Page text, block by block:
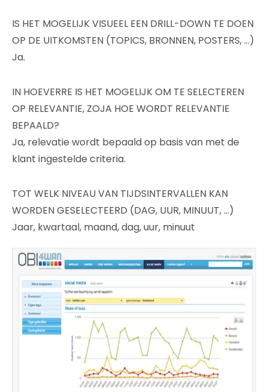
IS HET MOGELIJK VISUEEL EEN DRILL-DOWN TE DOEN
OP DE UITKOMSTEN (TOPICS, BRONNEN, POSTERS, …)
Ja.
IN HOEVERRE IS HET MOGELIJK OM TE SELECTEREN
OP RELEVANTIE, ZOJA HOE WORDT RELEVANTIE
BEPAALD?
Ja, relevatie wordt bepaald op basis van met de
klant ingestelde criteria.
TOT WELK NIVEAU VAN TIJDSINTERVALLEN KAN
WORDEN GESELECTEERD (DAG, UUR, MINUUT, …)
Jaar, kwartaal, maand, dag, uur, minuut